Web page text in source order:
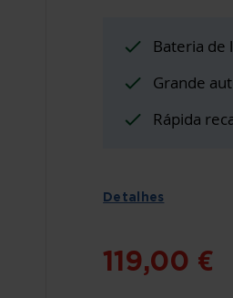
Bateria de
Grande
Rápida
Detalhes
119,00 €